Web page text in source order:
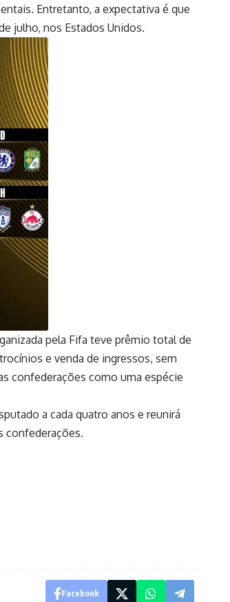
Entretanto, a expectativa é que
julho, nos Estados Unidos.
pela Fifa teve prêmio total de
e venda de ingressos, sem
confederações como uma espécie
a cada quatro anos e reunirá
confederações.
Facebook